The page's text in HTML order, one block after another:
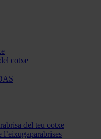
cotxe
del teu cotxe
l’eixugaparabrises